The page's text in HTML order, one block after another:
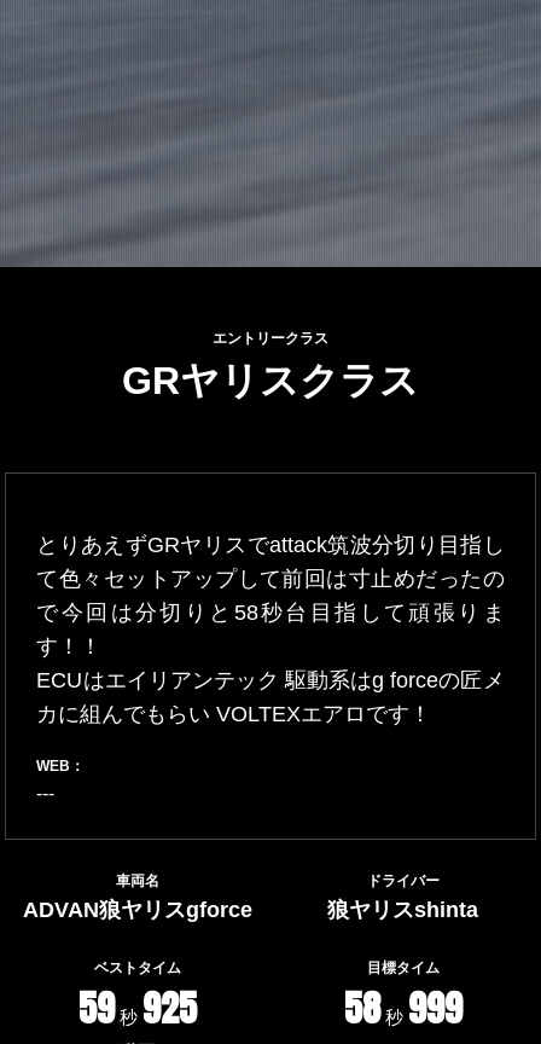
エントリークラス
GRヤリスクラス
とりあえずGRヤリスでattack筑波分切り目指し
て色々セットアップして前回は寸止めだったの
で今回は分切りと58秒台目指して頑張りま
す！！
ECUはエイリアンテック 駆動系はg forceの匠メ
カに組んでもらい VOLTEXエアロです！
WEB：
---
車両名
ADVAN狼ヤリスgforce
ドライバー
狼ヤリスshinta
ベストタイム
59秒 925
目標タイム
58秒 999